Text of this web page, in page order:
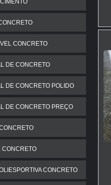
CONCRETO
DE CONCRETO
DE CONCRETO POLIDO
DE CONCRETO PREÇO
CONCRETO
CONCRETO